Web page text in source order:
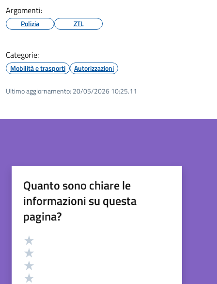
Argomenti:
Polizia ZTL
Categorie:
Mobilità e trasporti Autorizzazioni
Ultimo aggiornamento: 20/05/2026 10:25.11
Quanto sono chiare le
informazioni su questa
pagina?
Valutazione